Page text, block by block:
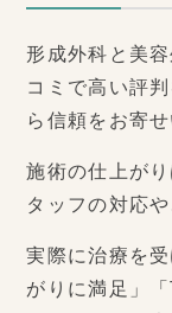
形成外科と美
コミで高い評
ら信頼をお寄
施術の仕上が
タッフの対応
実際に治療を
がりに満足」